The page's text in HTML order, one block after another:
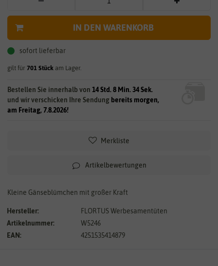
IN DEN WARENKORB
sofort lieferbar
gilt für 701 Stück am Lager.
Bestellen Sie innerhalb von 14 Std. 8 Min. 34 Sek.
und wir verschicken Ihre Sendung bereits morgen,
am Freitag, 7.8.2026!
Merkliste
Artikelbewertungen
Kleine Gänseblümchen mit großer Kraft
Hersteller:
FLORTUS Werbesamentüten
Artikelnummer:
W5246
EAN:
4251535414879